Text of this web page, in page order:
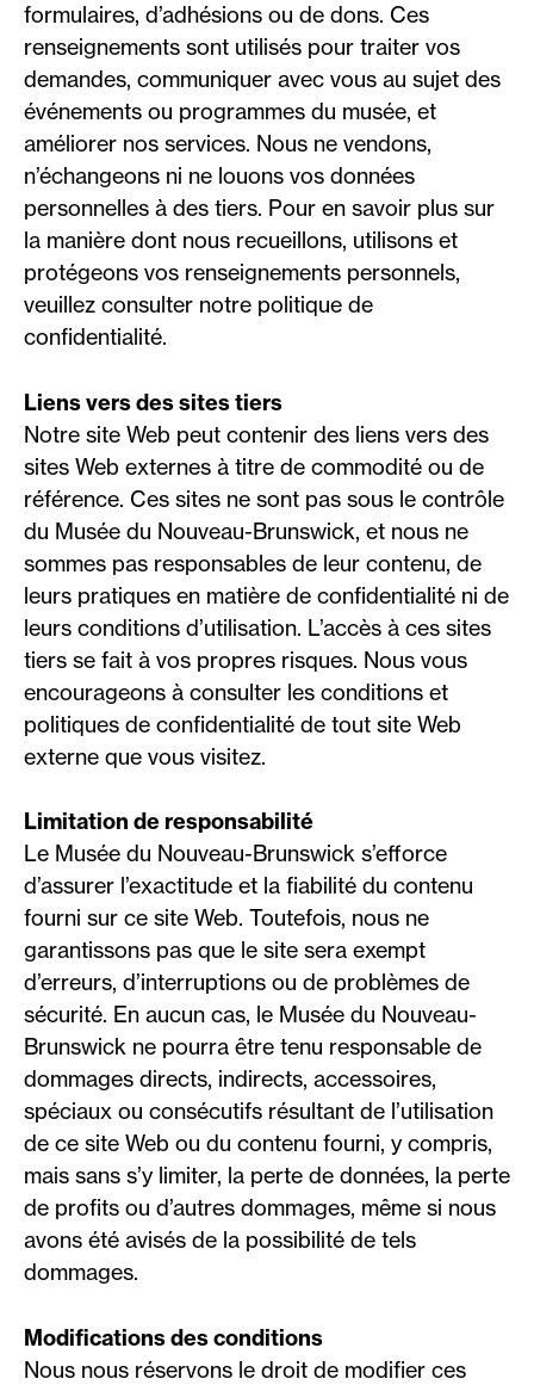
formulaires, d’adhésions ou de dons. Ces
renseignements sont utilisés pour traiter vos
demandes, communiquer avec vous au sujet des
événements ou programmes du musée, et
améliorer nos services. Nous ne vendons,
n’échangeons ni ne louons vos données
personnelles à des tiers. Pour en savoir plus sur
la manière dont nous recueillons, utilisons et
protégeons vos renseignements personnels,
veuillez consulter notre politique de
confidentialité.
Liens vers des sites tiers
Notre site Web peut contenir des liens vers des
sites Web externes à titre de commodité ou de
référence. Ces sites ne sont pas sous le contrôle
du Musée du Nouveau-Brunswick, et nous ne
sommes pas responsables de leur contenu, de
leurs pratiques en matière de confidentialité ni de
leurs conditions d’utilisation. L’accès à ces sites
tiers se fait à vos propres risques. Nous vous
encourageons à consulter les conditions et
politiques de confidentialité de tout site Web
externe que vous visitez.
Limitation de responsabilité
Le Musée du Nouveau-Brunswick s’efforce
d’assurer l’exactitude et la fiabilité du contenu
fourni sur ce site Web. Toutefois, nous ne
garantissons pas que le site sera exempt
d’erreurs, d’interruptions ou de problèmes de
sécurité. En aucun cas, le Musée du Nouveau-
Brunswick ne pourra être tenu responsable de
dommages directs, indirects, accessoires,
spéciaux ou consécutifs résultant de l’utilisation
de ce site Web ou du contenu fourni, y compris,
mais sans s’y limiter, la perte de données, la perte
de profits ou d’autres dommages, même si nous
avons été avisés de la possibilité de tels
dommages.
Modifications des conditions
Nous nous réservons le droit de modifier ces